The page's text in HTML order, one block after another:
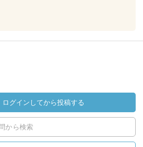
ログインしてから投稿する